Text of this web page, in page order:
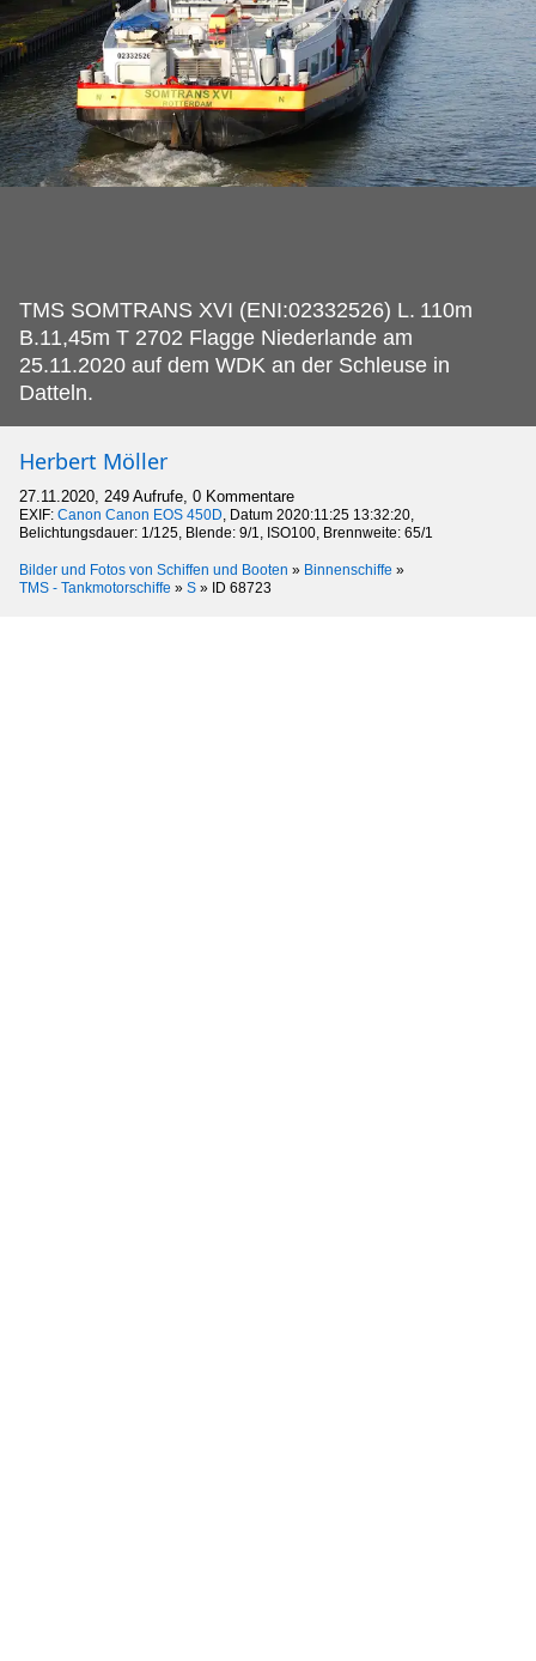
TMS SOMTRANS XVI (ENI:02332526) L. 110m
B.11,45m T 2702 Flagge Niederlande am
25.11.2020 auf dem WDK an der Schleuse in
Datteln.
Herbert Möller
27.11.2020, 249 Aufrufe, 0 Kommentare
EXIF: Canon Canon EOS 450D , Datum 2020:11:25 13:32:20,
Belichtungsdauer: 1/125, Blende: 9/1, ISO100, Brennweite: 65/1
Bilder und Fotos von Schiffen und Booten » Binnenschiffe »
TMS - Tankmotorschiffe » S » ID 68723